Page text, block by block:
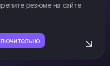
резюме на сайте